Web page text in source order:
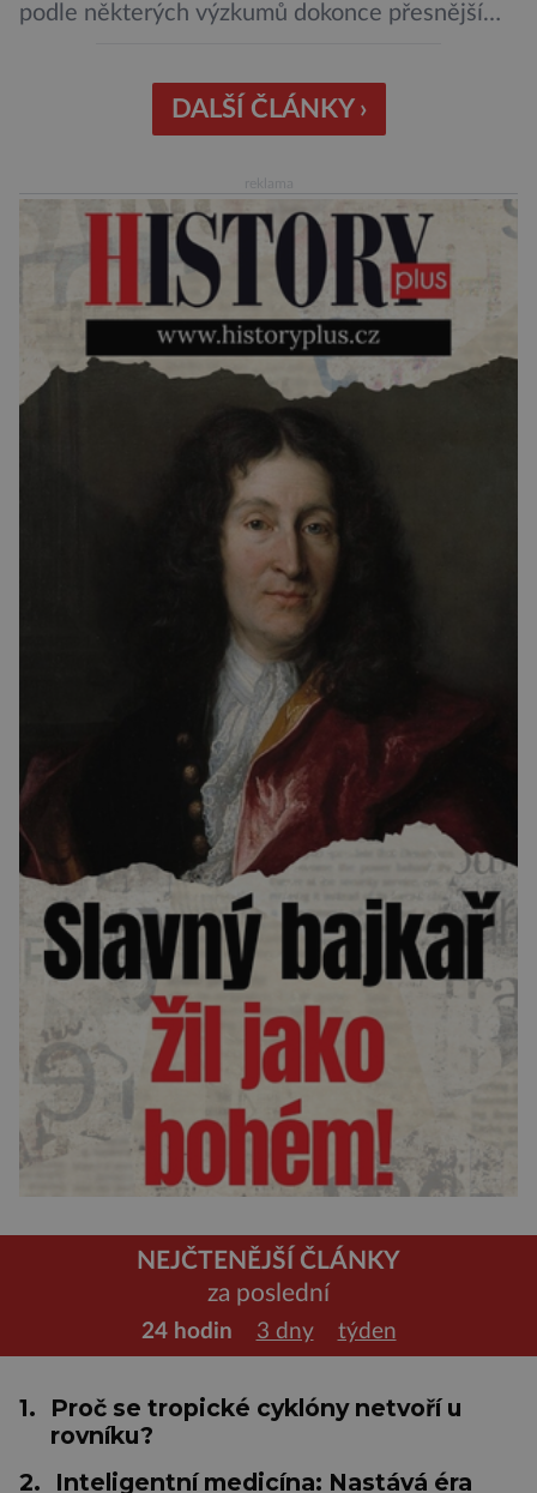
podle některých výzkumů dokonce přesnější
křišťálovou kouli, ze které umělá inteligence
věštila, které technologie v dohledné
Za vším stojí australští výzkumníci, kteří pomocí
umělé inteligence a […]
DALŠÍ ČLÁNKY ›
NEJČTENĚJŠÍ ČLÁNKY
za poslední
24 hodin 3 dny týden
1.
Proč se tropické cyklóny netvoří u
rovníku?
2.
Inteligentní medicína: Nastává éra